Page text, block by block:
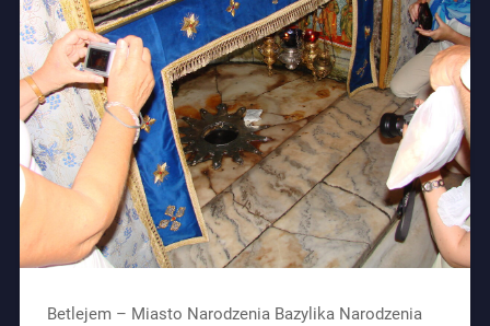
Betlejem – Miasto Narodzenia Bazylika Narodzenia